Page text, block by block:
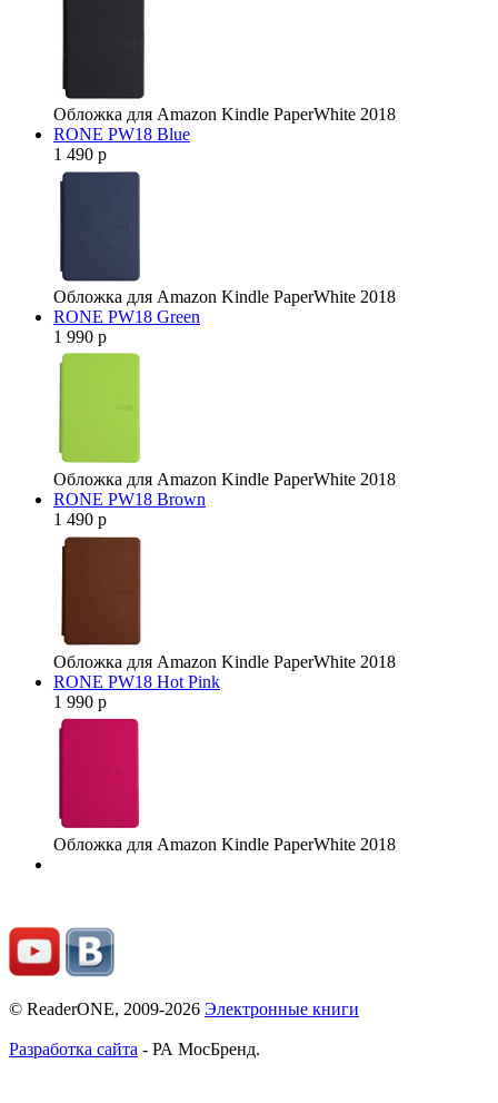
Обложка для Amazon Kindle PaperWhite 2018
RONE PW18 Blue
1 490 р
Обложка для Amazon Kindle PaperWhite 2018
RONE PW18 Green
1 990 р
Обложка для Amazon Kindle PaperWhite 2018
RONE PW18 Brown
1 490 р
Обложка для Amazon Kindle PaperWhite 2018
RONE PW18 Hot Pink
1 990 р
Обложка для Amazon Kindle PaperWhite 2018
© ReaderONE, 2009-2026 Электронные книги
Разработка сайта - РА МосБренд.